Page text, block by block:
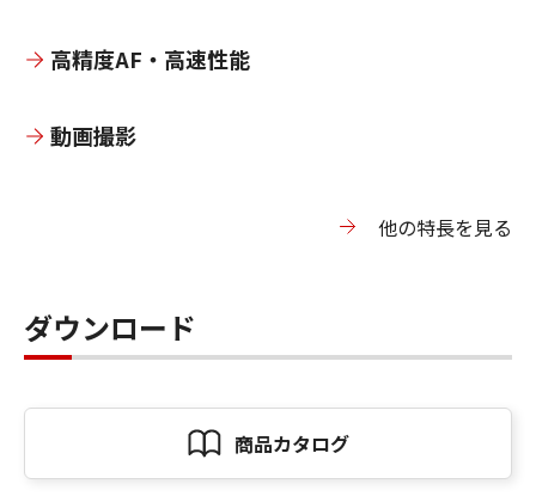
高精度AF・高速性能
動画撮影
他の特長を見る
ダウンロード
商品カタログ